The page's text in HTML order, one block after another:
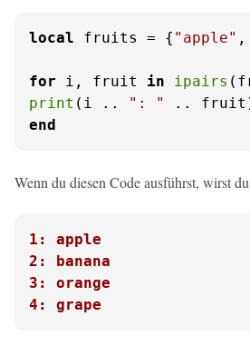
local fruits = { "apple" ,
for i, fruit in ipairs
print (i .. ": "
end
Wenn du diesen Code ausführst, wirst
1: apple
2: banana
3: orange
4: grape